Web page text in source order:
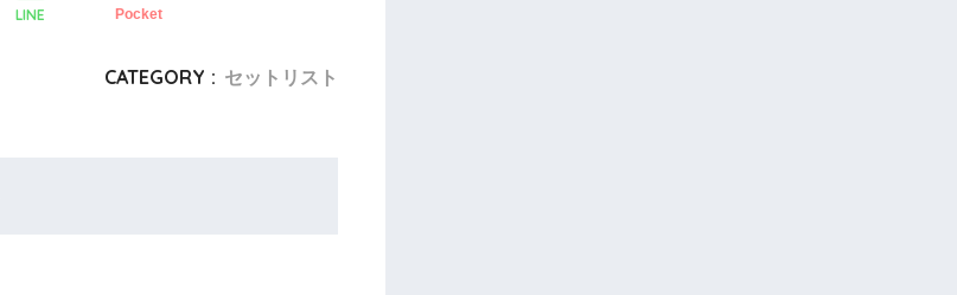
LINE Pocket
CATEGORY : セットリスト